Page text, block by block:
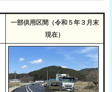
一部供用区間（令和５年３月末
現在）